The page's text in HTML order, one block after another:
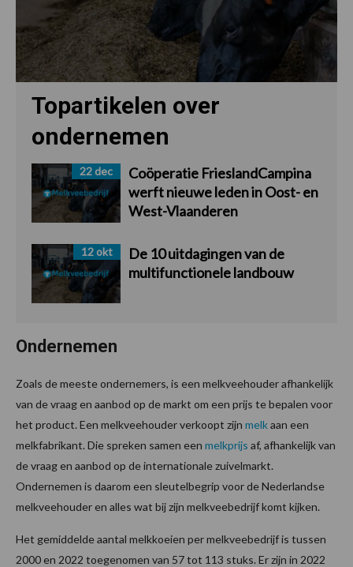
Topartikelen over
ondernemen
22 dec
Coöperatie FrieslandCampina
werft nieuwe leden in Oost- en
West-Vlaanderen
12 okt
De 10 uitdagingen van de
multifunctionele landbouw
Ondernemen
Zoals de meeste ondernemers, is een melkveehouder afhankelijk
van de vraag en aanbod op de markt om een prijs te bepalen voor
het product. Een melkveehouder verkoopt zijn melkaan een
melkfabrikant. Die spreken samen een melkprijs af, afhankelijk van
de vraag en aanbod op de internationale zuivelmarkt.
Ondernemen is daarom een sleutelbegrip voor de Nederlandse
melkveehouder en alles wat bij zijn melkveebedrijf komt kijken.
Het gemiddelde aantal melkkoeien per melkveebedrijf is tussen
2000 en 2022 toegenomen van 57 tot 113 stuks. Er zijn in 2022